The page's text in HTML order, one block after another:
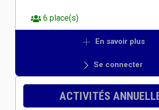
6 place(s)
En savoir plus
Se connecter
ACTIVITÉS